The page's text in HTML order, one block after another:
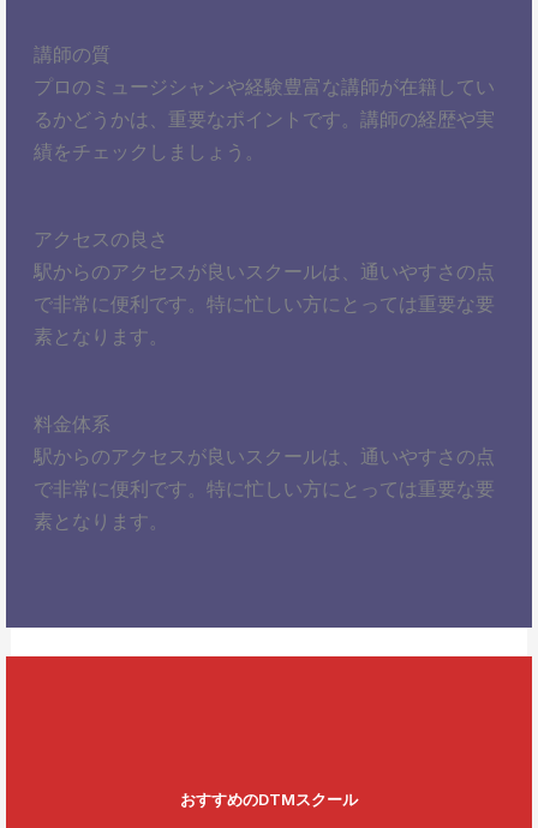
講師の質
プロのミュージシャンや経験豊富な講師が在籍してい
るかどうかは、重要なポイントです。講師の経歴や実
績をチェックしましょう。
アクセスの良さ
駅からのアクセスが良いスクールは、通いやすさの点
で非常に便利です。特に忙しい方にとっては重要な要
素となります。
料金体系
駅からのアクセスが良いスクールは、通いやすさの点
で非常に便利です。特に忙しい方にとっては重要な要
素となります。
おすすめのDTMスクール